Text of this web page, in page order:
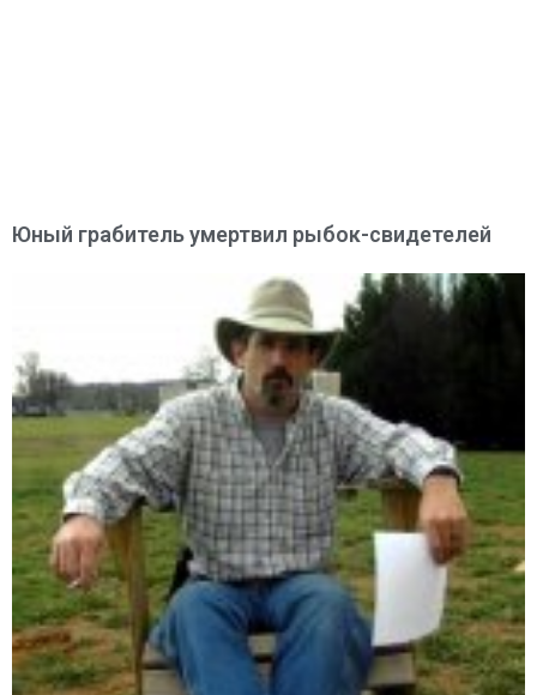
Юный грабитель умертвил рыбок-свидетелей